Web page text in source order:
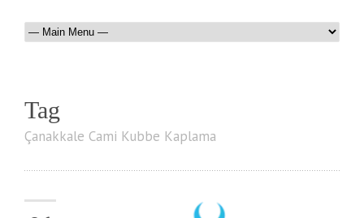
Tag
Çanakkale Cami Kubbe Kaplama